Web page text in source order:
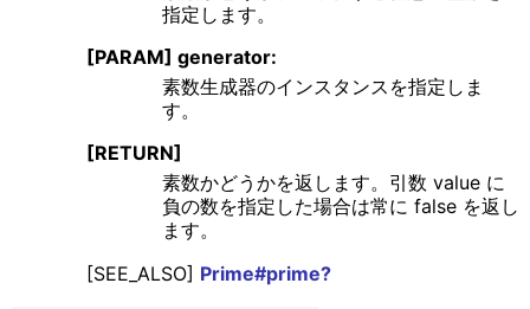
指定します。
[PARAM] generator:
素数生成器のインスタンスを指定しま
す。
[RETURN]
素数かどうかを返します。引数 value に
負の数を指定した場合は常に false を返し
ます。
[SEE_ALSO] Prime#prime?